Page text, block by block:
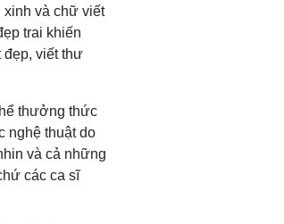
xinh và chữ viết
trai khiến
đẹp, viết thư
thưởng thức
nghệ thuật do
và cả những
các ca sĩ